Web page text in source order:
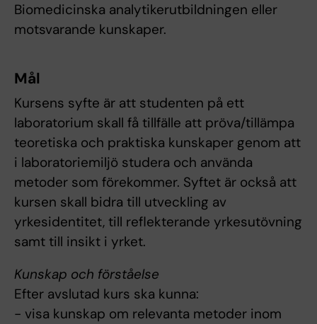
Biomedicinska analytikerutbildningen eller
motsvarande kunskaper.
Mål
Kursens syfte är att studenten på ett
laboratorium skall få tillfälle att pröva/tillämpa
teoretiska och praktiska kunskaper genom att
i laboratoriemiljö studera och använda
metoder som förekommer. Syftet är också att
kursen skall bidra till utveckling av
yrkesidentitet, till reflekterande yrkesutövning
samt till insikt i yrket.
Kunskap och förståelse
Efter avslutad kurs ska kunna:
- visa kunskap om relevanta metoder inom